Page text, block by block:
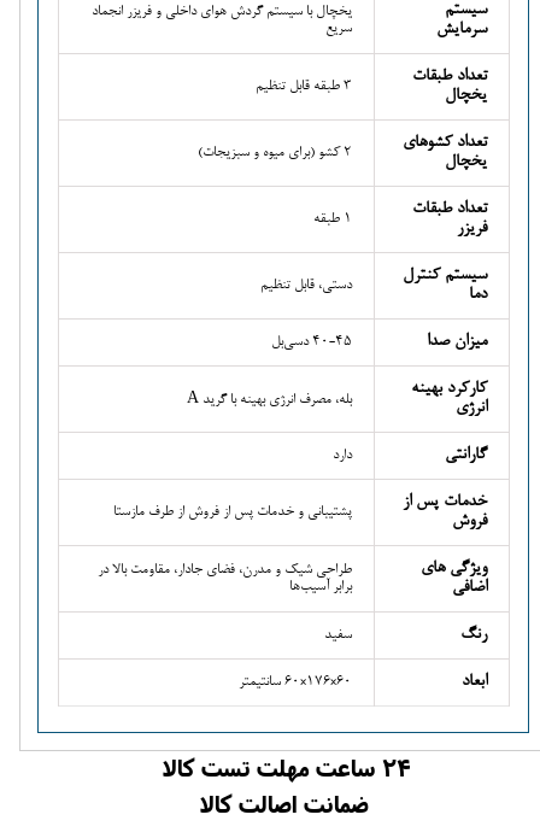
سیستم
سرمایش
یخچال با سیستم گردش هوای داخلی و فریزر انجماد
سریع
تعداد طبقات
یخچال
3 طبقه قابل تنظیم
تعداد کشوهای
یخچال
2 کشو (برای میوه و سبزیجات)
تعداد طبقات
فریزر
1 طبقه
سیستم کنترل
دما
دستی، قابل تنظیم
میزان صدا 40-45 دسی‌بل
کارکرد بهینه
انرژی
بله، مصرف انرژی بهینه با گرید A
گارانتی دارد
خدمات پس از
فروش
پشتیبانی و خدمات پس از فروش از طرف مازستا
ویژگی های
اضافی
طراحی شیک و مدرن، فضای جادار، مقاومت بالا در
برابر آسیب‌ها
رنگ سفید
ابعاد 60×176×60 سانتیمتر
24 ساعت مهلت تست کالا
ضمانت اصالت کالا